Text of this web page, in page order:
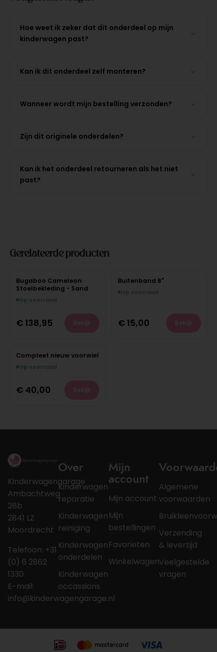
Hoe weet ik zeker dat dit onderdeel op mijn
kinderwagen past?
Kan ik dit onderdeel zelf monteren?
Wanneer wordt mijn bestelling verzonden?
Zijn dit originele onderdelen?
Kan ik het onderdeel retourneren als het niet
past?
Gerelateerde producten
Bugaboo Cameleon
Stoelbekleding - Sand
Op voorraad
€ 138,95
Buitenband 8"
Op voorraad
€ 15,00
Compleet nieuw voorwiel
Op voorraad
€ 40,00
Kinderwagengarage
Ambachtweg
28b
2841 LZ
Moordrecht
Telefoon: +31
(0) 6 2862
1330
E-mail:
info@kinderwagengarage.nl
Over
Kinderwagen
reparatie
Kinderwagen
reiniging
Kinderwagen
onderdelen
Kinderwagen
occassions
Mijn
account
Mijn account
Mijn
bestellingen
Favorieten
Winkelwagen
Algemene
voorwaarden
Verzending
& levertijd
Veelgestelde
vragen